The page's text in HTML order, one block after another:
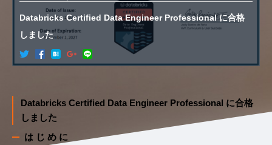
Databricks Certified Data Engineer Professional に合格
しました
Databricks Certified Data Engineer Professional に合格
しました
はじめに